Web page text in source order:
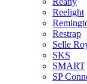
Reelight
Restrap
Selle
SKS
SMART
SP